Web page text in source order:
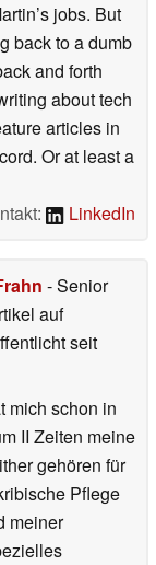
jobs. But
back to a dumb
and forth
about tech
articles in
Or at least a
LinkedIn
- Senior
auf
seit
mich schon in
II Zeiten meine
gehören für
Pflege
meiner